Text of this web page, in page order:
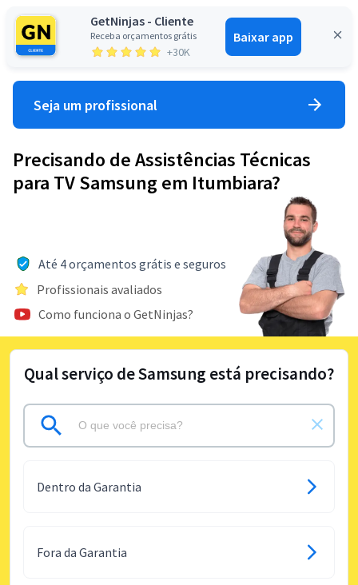
GetNinjas - Cliente
Receba orçamentos grátis
+30K
Baixar app
Entrar
Seja um profissional
Precisando de Assistências Técnicas
para TV Samsung em Itumbiara?
Até 4 orçamentos grátis e seguros
Profissionais avaliados
Como funciona o GetNinjas?
Qual serviço de Samsung está precisando?
Dentro da Garantia
Fora da Garantia